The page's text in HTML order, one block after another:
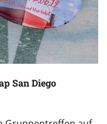
San Diego